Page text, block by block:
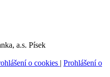
a.s. Písek
o cookies | Prohlášení o